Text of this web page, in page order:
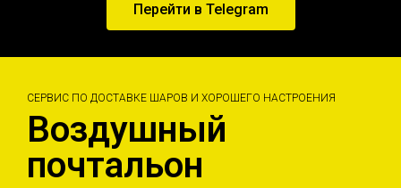
Перейти в Telegram
СЕРВИС ПО ДОСТАВКЕ ШАРОВ И ХОРОШЕГО НАСТРОЕНИЯ
Воздушный
почтальон